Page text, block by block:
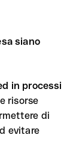
siano
in processi
risorse
di
evitare